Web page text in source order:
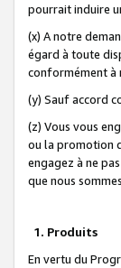
pourrait induire
(x) A notre
égard à toute
conformément à
(y) Sauf accord
(z) Vous vous
ou la promotion
engagez à ne
que nous
1. Produits
En vertu du